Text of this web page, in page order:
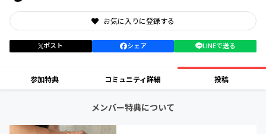
お気に入りに登録する
ポスト シェア LINEで送る
参加特典 コミュニティ詳細 投稿
メンバー特典について